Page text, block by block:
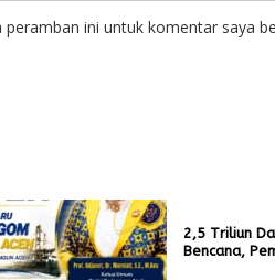
ini untuk komentar saya
2,5 Triliun
Bencana,